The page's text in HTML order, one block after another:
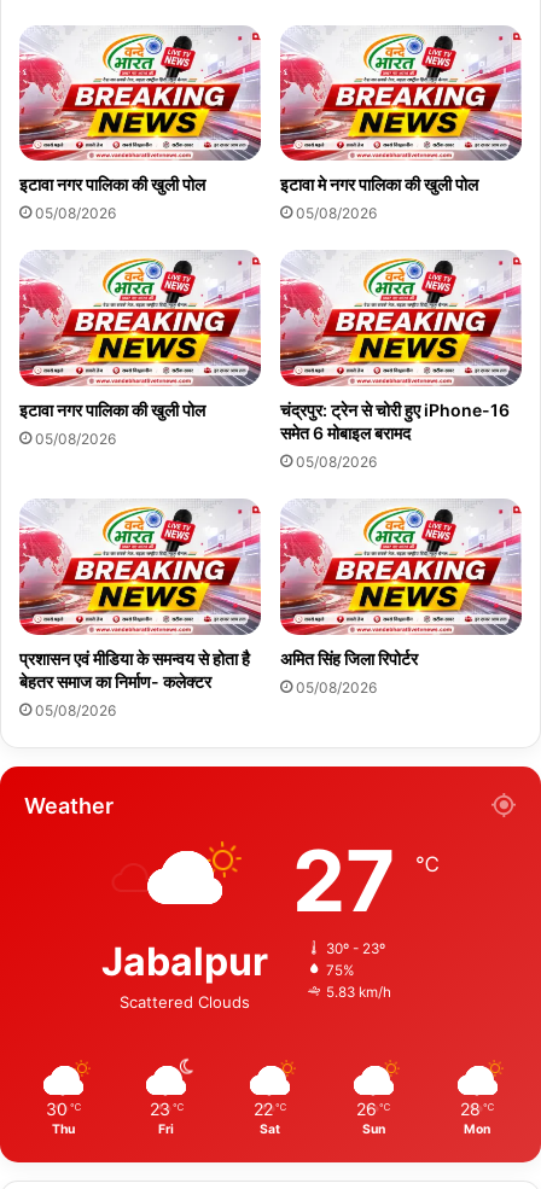
इटावा नगर पालिका की खुली पोल
05/08/2026
इटावा मे नगर पालिका की खुली पोल
05/08/2026
इटावा नगर पालिका की खुली पोल
05/08/2026
चंद्रपुर: ट्रेन से चोरी हुए iPhone-16
समेत 6 मोबाइल बरामद
05/08/2026
प्रशासन एवं मीडिया के समन्वय से होता है
बेहतर समाज का निर्माण- कलेक्टर
05/08/2026
अमित सिंह जिला रिपोर्टर
05/08/2026
Weather
Jabalpur
Scattered Clouds
27 ℃
30º - 23º
75%
5.83 km/h
30 ℃
Thu
23 ℃
Fri
22 ℃
Sat
26 ℃
Sun
28 ℃
Mon